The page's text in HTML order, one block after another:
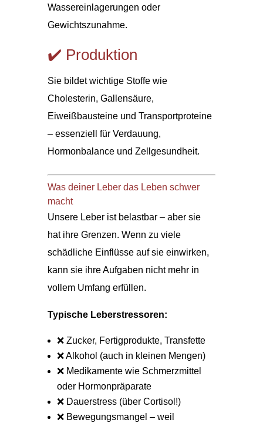
Wassereinlagerungen oder
Gewichtszunahme.
✔️ Produktion
Sie bildet wichtige Stoffe wie
Cholesterin, Gallensäure,
Eiweißbausteine und Transportproteine
– essenziell für Verdauung,
Hormonbalance und Zellgesundheit.
Was deiner Leber das Leben schwer
macht
Unsere Leber ist belastbar – aber sie
hat ihre Grenzen. Wenn zu viele
schädliche Einflüsse auf sie einwirken,
kann sie ihre Aufgaben nicht mehr in
vollem Umfang erfüllen.
Typische Leberstressoren:
❌ Zucker, Fertigprodukte, Transfette
❌ Alkohol (auch in kleinen Mengen)
❌ Medikamente wie Schmerzmittel
oder Hormonpräparate
❌ Dauerstress (über Cortisol!)
❌ Bewegungsmangel – weil